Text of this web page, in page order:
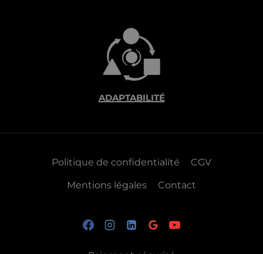
ADAPTABILITÉ
Politique de confidentialité CGV
Mentions légales Contact